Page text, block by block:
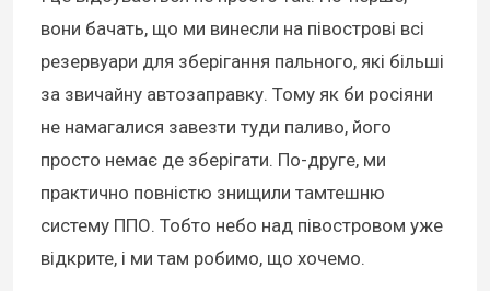
вони бачать, що ми винесли на півострові всі
резервуари для зберігання пального, які більші
за звичайну автозаправку. Тому як би росіяни
не намагалися завезти туди паливо, його
просто немає де зберігати. По-друге, ми
практично повністю знищили тамтешню
систему ППО. Тобто небо над півостровом уже
відкрите, і ми там робимо, що хочемо.